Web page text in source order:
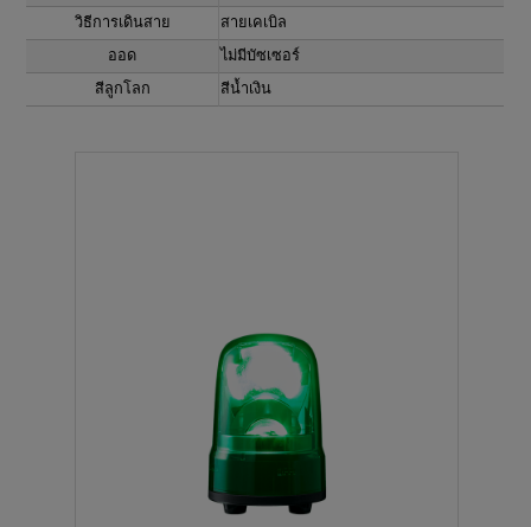
วิธีการเดินสาย
สายเคเบิล
ออด
ไม่มีบัซเซอร์
สีลูกโลก
สีน้ำเงิน